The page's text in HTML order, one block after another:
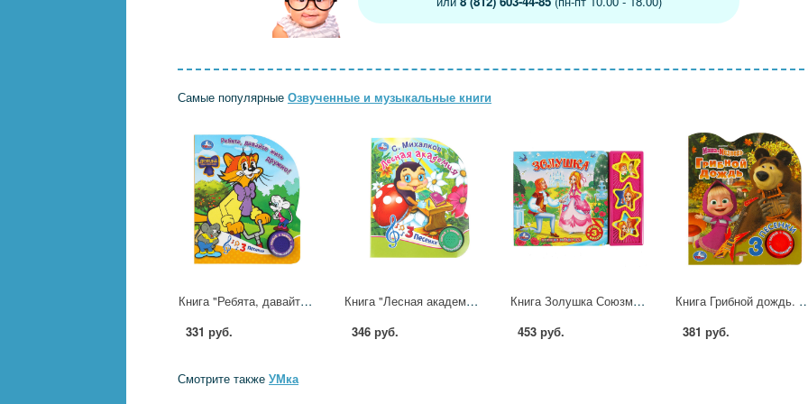
Самые популярные Озвученные и музыкальные книги
Книга "Ребята, давайте жить дружно! Леопольд" (1 кн. 3 пес.) 152х185 мм. 8 стр. УМка 9785506099499
331 руб.
Книга "Лесная академия", Михалков С. Стихи (1 кн. 3 пес.) 152х185 мм. 8 стр. УМка 9785506085621 (24)
346 руб.
Книга Золушка Союзмультфильм (3 звук. кн.) 6 стр. Умка 9785506003496
453 руб.
Книга Грибной дождь. Маша и Медведь (1
381 руб.
Смотрите также УМка